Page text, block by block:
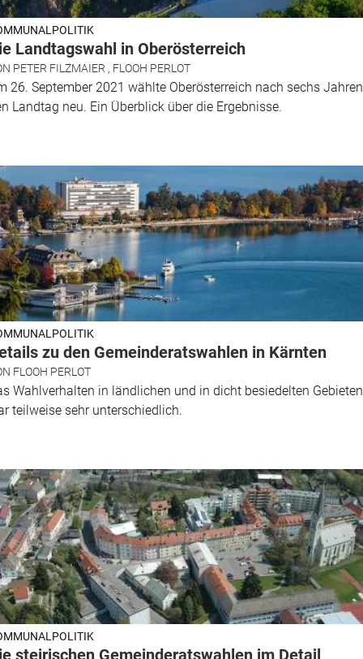
Landtagswahl in Oberösterreich
PETER FILZMAIER , FLOOH PERLOT
26. September 2021 wählte Oberösterreich nach sechs Jahren
Landtag neu. Ein Überblick über die Ergebnisse.
zu den Gemeinderatswahlen in Kärnten
FLOOH PERLOT
Wahlverhalten in ländlichen und in dicht besiedelten Gebieten
teilweise sehr unterschiedlich.
steirischen Gemeinderatswahlen im Detail